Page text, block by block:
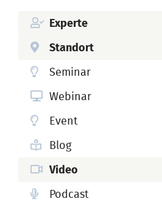
Experte
Standort
Seminar
Webinar
Event
Blog
Video
Podcast